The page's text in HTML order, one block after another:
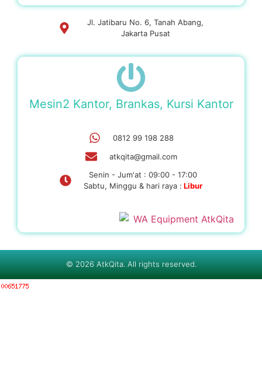
Jl. Jatibaru No. 6, Tanah Abang,
Jakarta Pusat
Mesin2 Kantor, Brankas, Kursi Kantor
0812 99 198 288
atkqita@gmail.com
Senin - Jum'at : 09:00 - 17:00
Sabtu, Minggu & hari raya : Libur
© 2026 AtkQita. All rights reserved.